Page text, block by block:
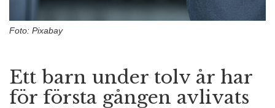
Foto: Pixabay
Ett barn under tolv år har
för första gången avlivats